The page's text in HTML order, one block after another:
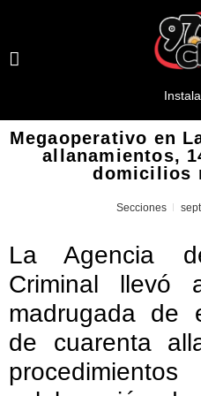
Megaoperativo en
allanamientos,
domicilios
Secciones
La Agencia
Criminal llevó
madrugada de
de cuarenta